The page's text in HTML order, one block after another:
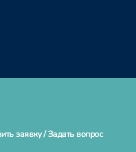
заявку / Задать вопрос